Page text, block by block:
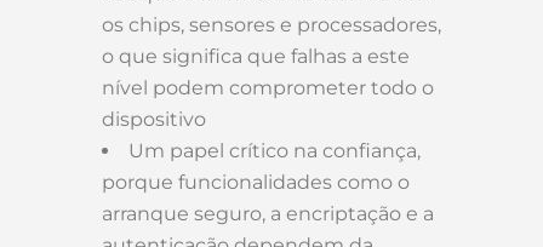
os chips, sensores e processadores,
o que significa que falhas a este
nível podem comprometer todo o
dispositivo
Um papel crítico na confiança,
porque funcionalidades como o
arranque seguro, a encriptação e a